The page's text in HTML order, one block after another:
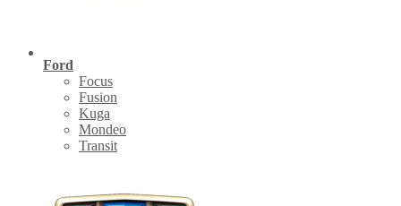
Ford
Focus
Fusion
Kuga
Mondeo
Transit